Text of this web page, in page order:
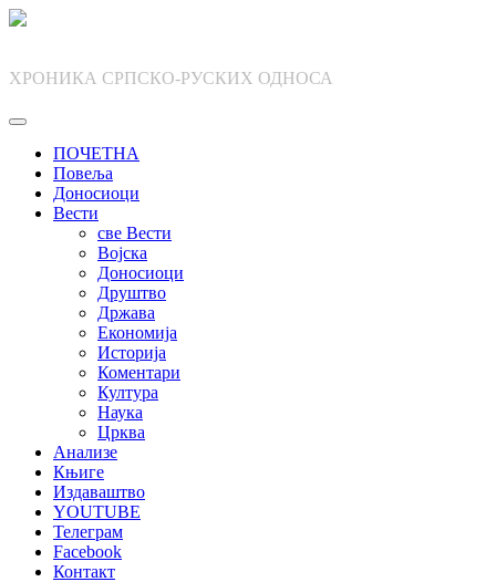
Skip
ХРОНИКА СРПСКО-РУСКИХ ОДНОСА
ПОЧЕТНА
Повеља
Доносиоци
Вести
све Вести
Војска
Доносиоци
Друштво
Држава
Економија
Историја
Коментари
Култура
Наука
Црква
Анализе
Књиге
Издаваштво
YOUTUBE
Телеграм
Facebook
Контакт